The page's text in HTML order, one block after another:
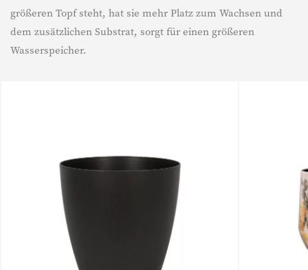
größeren Topf steht, hat sie mehr Platz zum Wachsen und
dem zusätzlichen Substrat, sorgt für einen größeren
Wasserspeicher.